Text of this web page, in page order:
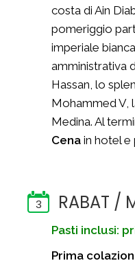
costa di Ain
pomeriggio
imperiale
amministrativa
Hassan, lo
Mohammed V,
Medina. Al
Cena in hotel
3 RABAT /
Pasti inclusi:
Prima